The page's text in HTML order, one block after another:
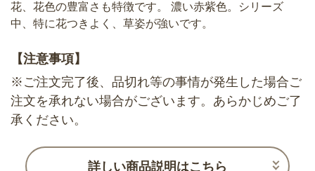
花、花色の豊富さも特徴です。 濃い赤紫色。シリーズ
中、特に花つきよく、草姿が強いです。
【注意事項】
※ご注文完了後、品切れ等の事情が発生した場合ご
注文を承れない場合がございます。あらかじめご了
承ください。
詳しい商品説明はこちら